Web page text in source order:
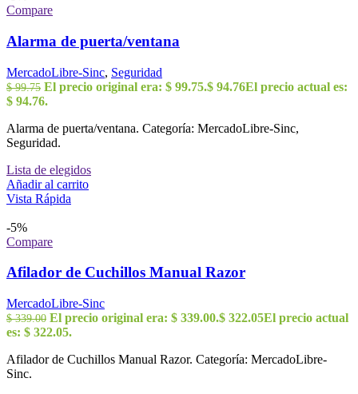
Compare
Alarma de puerta/ventana
MercadoLibre-Sinc, Seguridad
$99.75 El precio original era: $ 99.75.$ 94.76El precio actual es:
$ 94.76.
Alarma de puerta/ventana. Categoría: MercadoLibre-Sinc,
Seguridad.
Lista de elegidos
Añadir al carrito
Vista Rápida
-5%
Compare
Afilador de Cuchillos Manual Razor
MercadoLibre-Sinc
$339.00 El precio original era: $ 339.00.$ 322.05El precio actual
es: $ 322.05.
Afilador de Cuchillos Manual Razor. Categoría: MercadoLibre-
Sinc.